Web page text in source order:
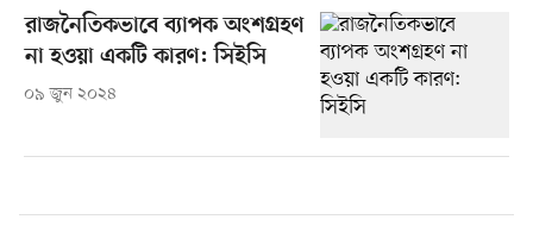
রাজনৈতিকভাবে ব্যাপক অংশগ্রহণ
না হওয়া একটি কারণ: সিইসি
০৯ জুন ২০২৪